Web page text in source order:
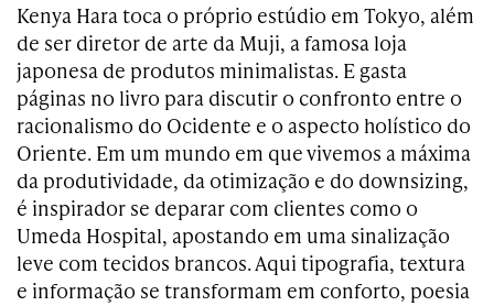
Kenya Hara toca o próprio estúdio em Tokyo, além
de ser diretor de arte da Muji, a famosa loja
japonesa de produtos minimalistas. E gasta
páginas no livro para discutir o confronto entre o
racionalismo do Ocidente e o aspecto holístico do
Oriente. Em um mundo em que vivemos a máxima
da produtividade, da otimização e do downsizing,
é inspirador se deparar com clientes como o
Umeda Hospital, apostando em uma sinalização
leve com tecidos brancos. Aqui tipografia, textura
e informação se transformam em conforto, poesia